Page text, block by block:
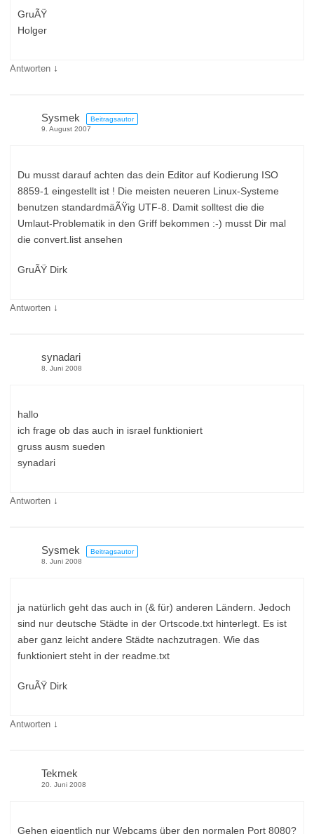
GruÃŸ
Holger
Antworten ↓
Sysmek
Beitragsautor
9. August 2007
Du musst darauf achten das dein Editor auf Kodierung ISO
8859-1 eingestellt ist ! Die meisten neueren Linux-Systeme
benutzen standardmäÃŸig UTF-8. Damit solltest die die
Umlaut-Problematik in den Griff bekommen :-) musst Dir mal
die convert.list ansehen
GruÃŸ Dirk
Antworten ↓
synadari
8. Juni 2008
hallo
ich frage ob das auch in israel funktioniert
gruss ausm sueden
synadari
Antworten ↓
Sysmek
Beitragsautor
8. Juni 2008
ja natürlich geht das auch in (& für) anderen Ländern. Jedoch
sind nur deutsche Städte in der Ortscode.txt hinterlegt. Es ist
aber ganz leicht andere Städte nachzutragen. Wie das
funktioniert steht in der readme.txt
GruÃŸ Dirk
Antworten ↓
Tekmek
20. Juni 2008
Gehen eigentlich nur Webcams über den normalen Port 8080?